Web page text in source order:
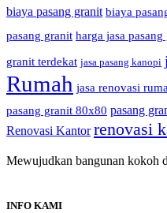
biaya pasang granit biaya
pasang granit harga jasa
granit terdekat jasa pasang kanopi
Rumah jasa renovasi
pasang granit 80x80 pasang
Renovasi Kantor renovasi
Mewujudkan bangunan kokoh
INFO KAMI